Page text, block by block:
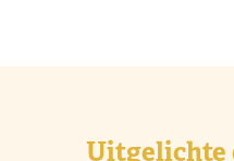
Uitgelichte